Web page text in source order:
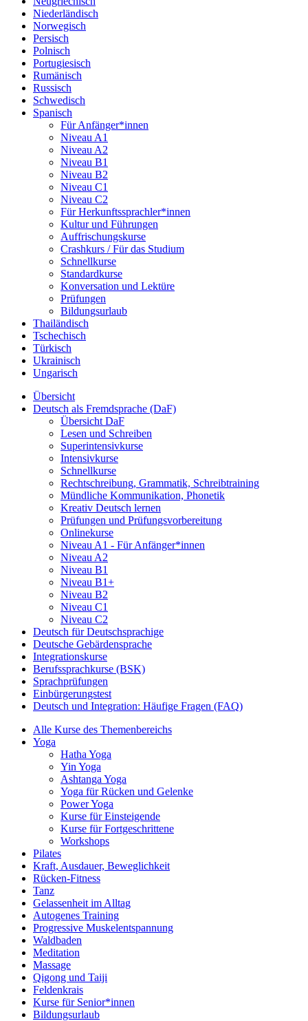
Niederländisch
Norwegisch
Persisch
Polnisch
Portugiesisch
Rumänisch
Russisch
Schwedisch
Spanisch
Für Anfänger*innen
Niveau A1
Niveau A2
Niveau B1
Niveau B2
Niveau C1
Niveau C2
Für Herkunftssprachler*innen
Kultur und Führungen
Auffrischungskurse
Crashkurs / Für das Studium
Schnellkurse
Standardkurse
Konversation und Lektüre
Prüfungen
Bildungsurlaub
Thailändisch
Tschechisch
Türkisch
Ukrainisch
Ungarisch
Übersicht
Deutsch als Fremdsprache (DaF)
Übersicht DaF
Lesen und Schreiben
Superintensivkurse
Intensivkurse
Schnellkurse
Rechtschreibung, Grammatik, Schreibtraining
Mündliche Kommunikation, Phonetik
Kreativ Deutsch lernen
Prüfungen und Prüfungsvorbereitung
Onlinekurse
Niveau A1 - Für Anfänger*innen
Niveau A2
Niveau B1
Niveau B1+
Niveau B2
Niveau C1
Niveau C2
Deutsch für Deutschsprachige
Deutsche Gebärdensprache
Integrationskurse
Berufssprachkurse (BSK)
Sprachprüfungen
Einbürgerungstest
Deutsch und Integration: Häufige Fragen (FAQ)
Alle Kurse des Themenbereichs
Yoga
Hatha Yoga
Yin Yoga
Ashtanga Yoga
Yoga für Rücken und Gelenke
Power Yoga
Kurse für Einsteigende
Kurse für Fortgeschrittene
Workshops
Pilates
Kraft, Ausdauer, Beweglichkeit
Rücken-Fitness
Tanz
Gelassenheit im Alltag
Autogenes Training
Progressive Muskelentspannung
Waldbaden
Meditation
Massage
Qigong und Taiji
Feldenkrais
Kurse für Senior*innen
Bildungsurlaub